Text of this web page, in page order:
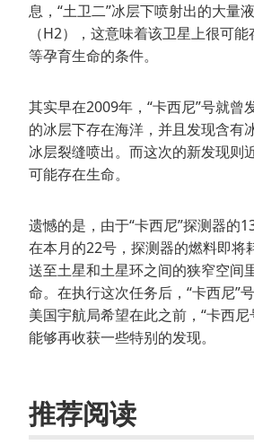
息，“土卫二”冰层下喷射出的大量
（H2），这意味着该卫星上很可
等孕育生命的条件。
其实早在2009年，“卡西尼”号就曾
的冰层下存在海洋，并且发现含有
冰层裂缝喷出。而这次的新发现则
可能存在生命。
遗憾的是，由于“卡西尼”探测器的
在本月的22号，探测器的燃料即将
送至土星和土星环之间的狭窄空间
命。在执行这次任务后，“卡西尼”
美国宇航局希望在此之前，“卡西
能够再收获一些特别的发现。
推荐阅读